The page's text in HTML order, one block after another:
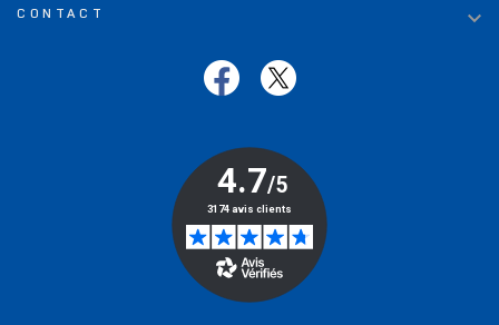
CONTACT 